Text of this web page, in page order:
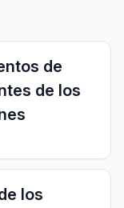
de
de los
los